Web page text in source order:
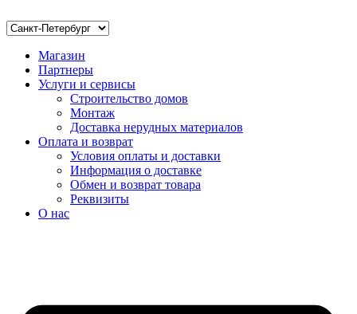
Магазин
Партнеры
Услуги и сервисы
Строительство домов
Монтаж
Доставка нерудных материалов
Оплата и возврат
Условия оплаты и доставки
Информация о доставке
Обмен и возврат товара
Реквизиты
О нас